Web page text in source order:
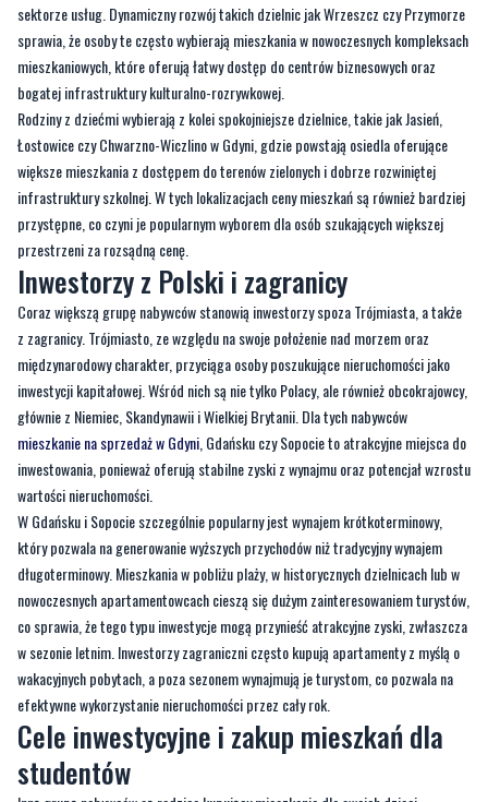
sektorze usług. Dynamiczny rozwój takich dzielnic jak Wrzeszcz czy Przymorze
sprawia, że osoby te często wybierają mieszkania w nowoczesnych kompleksach
mieszkaniowych, które oferują łatwy dostęp do centrów biznesowych oraz
bogatej infrastruktury kulturalno-rozrywkowej.
Rodziny z dziećmi wybierają z kolei spokojniejsze dzielnice, takie jak Jasień,
Łostowice czy Chwarzno-Wiczlino w Gdyni, gdzie powstają osiedla oferujące
większe mieszkania z dostępem do terenów zielonych i dobrze rozwiniętej
infrastruktury szkolnej. W tych lokalizacjach ceny mieszkań są również bardziej
przystępne, co czyni je popularnym wyborem dla osób szukających większej
przestrzeni za rozsądną cenę.
Inwestorzy z Polski i zagranicy
Coraz większą grupę nabywców stanowią inwestorzy spoza Trójmiasta, a także
z zagranicy. Trójmiasto, ze względu na swoje położenie nad morzem oraz
międzynarodowy charakter, przyciąga osoby poszukujące nieruchomości jako
inwestycji kapitałowej. Wśród nich są nie tylko Polacy, ale również obcokrajowcy,
głównie z Niemiec, Skandynawii i Wielkiej Brytanii. Dla tych nabywców
mieszkanie na sprzedaż w Gdyni , Gdańsku czy Sopocie to atrakcyjne miejsca do
inwestowania, ponieważ oferują stabilne zyski z wynajmu oraz potencjał wzrostu
wartości nieruchomości.
W Gdańsku i Sopocie szczególnie popularny jest wynajem krótkoterminowy,
który pozwala na generowanie wyższych przychodów niż tradycyjny wynajem
długoterminowy. Mieszkania w pobliżu plaży, w historycznych dzielnicach lub w
nowoczesnych apartamentowcach cieszą się dużym zainteresowaniem turystów,
co sprawia, że tego typu inwestycje mogą przynieść atrakcyjne zyski, zwłaszcza
w sezonie letnim. Inwestorzy zagraniczni często kupują apartamenty z myślą o
wakacyjnych pobytach, a poza sezonem wynajmują je turystom, co pozwala na
efektywne wykorzystanie nieruchomości przez cały rok.
Cele inwestycyjne i zakup mieszkań dla
studentów